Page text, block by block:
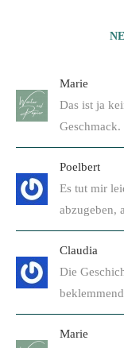
Marie
Das ist ja
Geschmack.
Poelbert
Es tut mir
abzugeben,
Claudia
Die
Marie